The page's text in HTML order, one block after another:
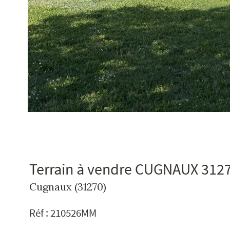
Terrain à vendre CUGNAUX
Cugnaux (31270)
Réf : 210526MM